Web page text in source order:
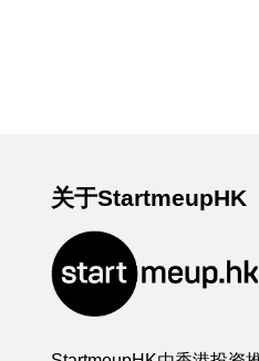
关于StartmeupHK